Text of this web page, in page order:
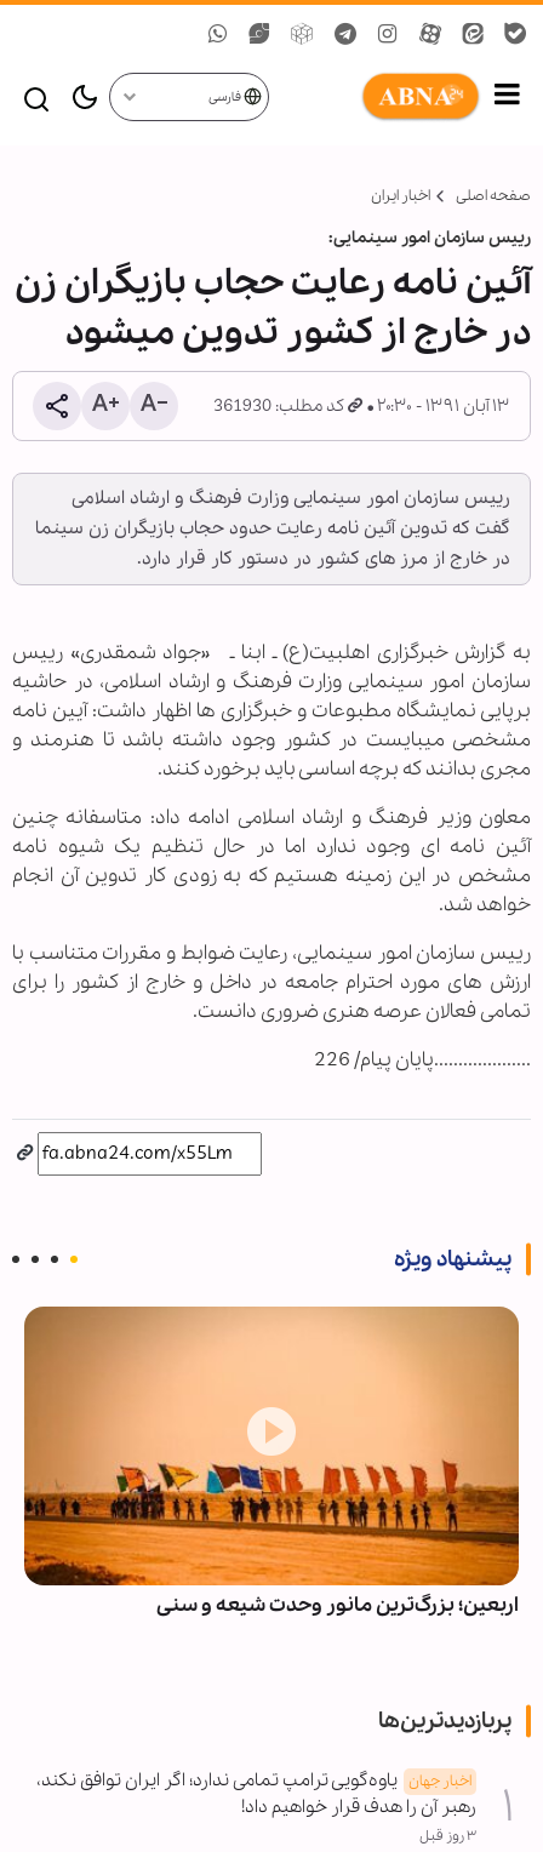
فارسی
صفحه اصلی اخبار ایران
رییس سازمان امور سینمایی:
آئین نامه رعایت حجاب بازیگران زن
در خارج از کشور تدوین می‎شود
۱۳ آبان ۱۳۹۱ - ۲۰:۳۰ کد مطلب: 361930
رییس سازمان امور سینمایی وزارت فرهنگ و ارشاد اسلامی
گفت که تدوین آئین نامه رعایت حدود حجاب بازیگران زن سینما
در خارج از مرز های کشور در دستور کار قرار دارد.
به گزارش خبرگزاری اهل‎بيت(ع) ـ ابنا ـ «جواد شمقدری» رییس
سازمان امور سینمایی وزارت فرهنگ و ارشاد اسلامی، در حاشیه
برپایی نمایشگاه مطبوعات و خبرگزاری ها اظهار داشت: آيین نامه
مشخصی می‎بایست در کشور وجود داشته باشد تا هنرمند و
مجری بدانند که برچه اساسی باید برخورد کنند.
معاون وزیر فرهنگ و ارشاد اسلامی ادامه داد: متاسفانه چنین
آئین نامه ای وجود ندارد اما در حال تنظیم یک شیوه نامه
مشخص در این زمینه هستیم که به زودی کار تدوین آن انجام
خواهد شد.
رییس سازمان امور سینمایی، رعایت ضوابط و مقررات متناسب با
ارزش های مورد احترام جامعه در داخل و خارج از کشور را برای
تمامی فعالان عرصه هنری ضروری دانست.
....................پايان پيام/ 226
پیشنهاد ویژه
اربعین؛ بزرگ‌ترین مانور وحدت شیعه و سنی
پربازدیدترین‌ها
اخبار جهان یاوه‌گویی ترامپ تمامی ندارد؛ اگر ایران توافق نکند،
رهبر آن را هدف قرار خواهیم داد!
۳ روز قبل